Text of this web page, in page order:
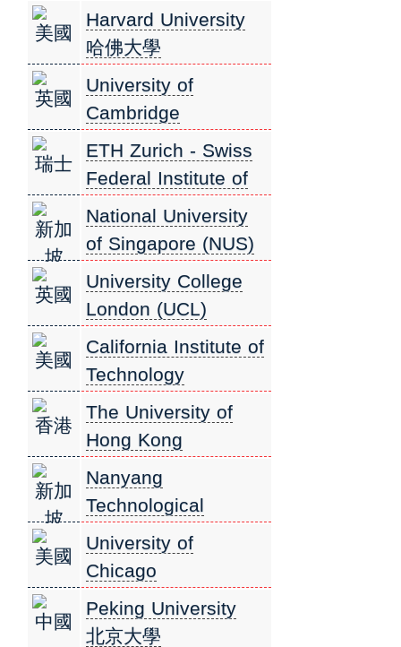
美國
Harvard University
哈佛大學
英國
University of
Cambridge
劍橋大學
瑞士
ETH Zurich - Swiss
Federal Institute of
Technology 蘇黎世聯
邦理工學院
新加
坡
National University
of Singapore (NUS)
新加坡國立大學
英國
University College
London (UCL)
倫敦大學學院
美國
California Institute of
Technology
(Caltech) 加州理工學
院
香港
The University of
Hong Kong
香港大學
新加
坡
Nanyang
Technological
University,
Singapore (NTU) 南
洋理工大學
美國
University of
Chicago
芝加哥大學
中國
Peking University
北京大學